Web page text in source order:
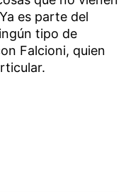
es parte del
tipo de
Falcioni, quien